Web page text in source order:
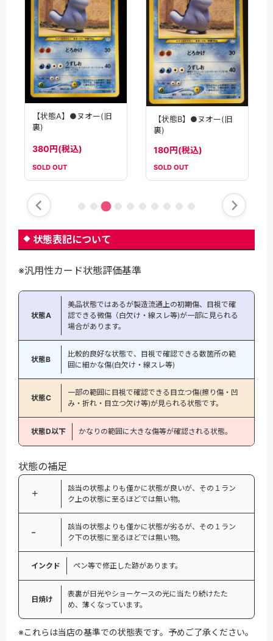
【状態A】●ヌオー(旧
裏)
380円(税込)
SOLD OUT
【状態B】●ヌオー(旧
裏)
180円(税込)
SOLD OUT
状態表記について
※汎用性カード状態評価基準
状態A
美品状態ではあるが製造流通上の初期傷、目視で確
認できる微傷（白欠け・線スレ等)が一部に見られる
場合があります。
状態B
比較的良好な状態で、目視で確認できる数箇所の範
囲に細かな傷(白欠け・線スレ等)
状態C
一部の範囲に目視で確認できる目立つ傷(擦り傷・凹
み・折れ・目立つ欠け等)が見られる状態です。
状態D以下 かなりの範囲に大きな傷等が確認される状態。
状態の補足
＋
該当の状態よりも僅かに状態が良いが、その１ラン
ク上の状態に至るほどでは無い物。
−
該当の状態よりも僅かに状態が劣るが、その１ラン
ク下の状態に至るほどでは無い物。
インクド ペン等で修正した跡があります。
日焼け
表裏が日光やショーケースの光に当たり続けたた
め、薄くなっています。
※これらは当店の基準での状態表です。予めご了承ください。